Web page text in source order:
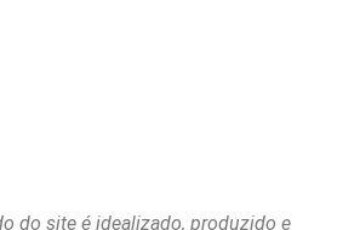
do site é idealizado, produzido e